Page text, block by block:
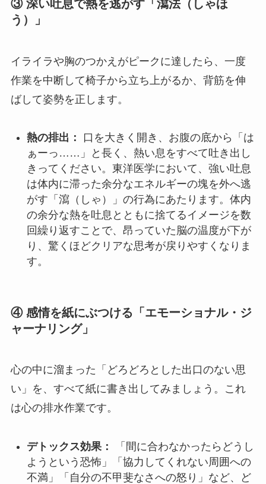
③ 深い吐息で熱を逃がす「瀉法（しゃほ
う）」
イライラや胸のつかえがピークに達したら、一度
作業を中断して椅子から立ち上がるか、背筋を伸
ばして姿勢を正します。
熱の排出：
口を大きく開き、お腹の底から「は
ぁーっ……」と長く、熱い息をすべて吐き出し
きってください。東洋医学において、強い吐息
は体内に滞った余分なエネルギーの塊を外へ逃
がす「瀉（しゃ）」の行為にあたります。体内
の余分な熱を吐息とともに捨てるイメージを数
回繰り返すことで、昂っていた脳の温度が下が
り、驚くほどクリアな思考が戻りやすくなりま
す。
④ 感情を紙にぶつける「エモーショナル・ジ
ャーナリング」
心の中に溜まった「どろどろとした出口のない思
い」を、すべて紙に書き出してみましょう。これ
は心の排水作業です。
デトックス効果：
「間に合わなかったらどうし
ようという恐怖」「協力してくれない周囲への
不満」「自分の不甲斐なさへの怒り」など、ど